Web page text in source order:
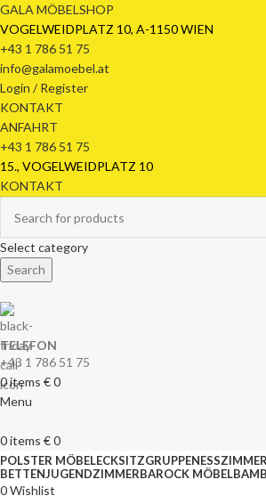
GALA MÖBELSHOP
VOGELWEIDPLATZ 10, A-1150 WIEN
+43 1 786 51 75
info@galamoebel.at
Login / Register
KONTAKT
ANFAHRT
+43 1 786 51 75
15., VOGELWEIDPLATZ 10
KONTAKT
Select category
Search
TELEFON
+43 1 786 51 75
0items €0
Menu
0items €0
POLSTER MÖBELECKSITZGRUPPENESSZIMMER
BETTENJUGENDZIMMERBAROCK MÖBEL
0Wishlist